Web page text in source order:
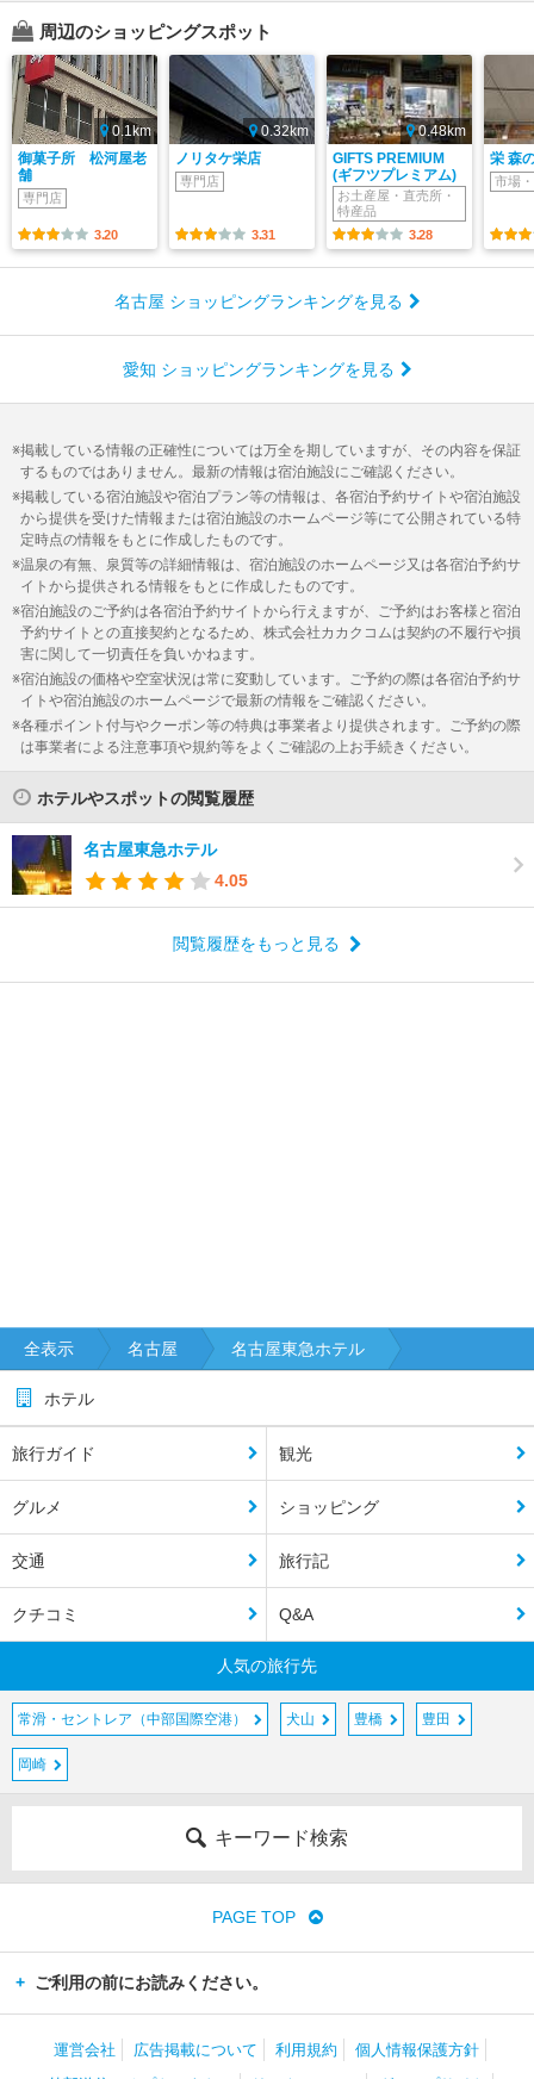
周辺のショッピングスポット
0.1km
御菓子所 松河屋老
舗
専門店
3.20
0.32km
ノリタケ栄店
専門店
3.31
0.48km
GIFTS PREMIUM
(ギフツプレミアム)
お土産屋・直売所・
特産品
3.28
栄 森
市場
名古屋 ショッピングランキングを見る
愛知 ショッピングランキングを見る
掲載している情報の正確性については万全を期していますが、その内容を保証
するものではありません。最新の情報は宿泊施設にご確認ください。
掲載している宿泊施設や宿泊プラン等の情報は、各宿泊予約サイトや宿泊施設
から提供を受けた情報または宿泊施設のホームページ等にて公開されている特
定時点の情報をもとに作成したものです。
温泉の有無、泉質等の詳細情報は、宿泊施設のホームページ又は各宿泊予約サ
イトから提供される情報をもとに作成したものです。
宿泊施設のご予約は各宿泊予約サイトから行えますが、ご予約はお客様と宿泊
予約サイトとの直接契約となるため、株式会社カカクコムは契約の不履行や損
害に関して一切責任を負いかねます。
宿泊施設の価格や空室状況は常に変動しています。ご予約の際は各宿泊予約サ
イトや宿泊施設のホームページで最新の情報をご確認ください。
各種ポイント付与やクーポン等の特典は事業者より提供されます。ご予約の際
は事業者による注意事項や規約等をよくご確認の上お手続きください。
ホテルやスポットの閲覧履歴
名古屋東急ホテル
4.05
閲覧履歴をもっと見る
全表示 名古屋 名古屋東急ホテル
ホテル
旅行ガイド 観光
グルメ ショッピング
交通 旅行記
クチコミ Q&A
人気の旅行先
常滑・セントレア（中部国際空港） 犬山 豊橋 豊田
岡崎
キーワード検索
PAGE TOP
ご利用の前にお読みください。
運営会社 広告掲載について 利用規約
個人情報保護方針